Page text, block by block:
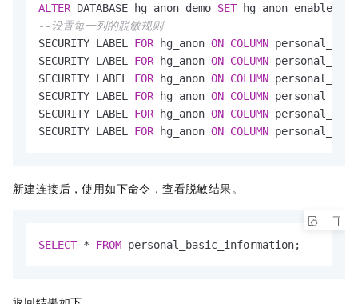
ALTER DATABASE hg_anon_demo SET hg_anon_enable
--设置每一列的脱敏规则
SECURITY LABEL FOR hg_anon ON COLUMN
SECURITY LABEL FOR hg_anon ON COLUMN
SECURITY LABEL FOR hg_anon ON COLUMN
SECURITY LABEL FOR hg_anon ON COLUMN
SECURITY LABEL FOR hg_anon ON COLUMN
SECURITY LABEL FOR hg_anon ON COLUMN
新建连接后，使用如下命令，查看脱敏结果。
SELECT * FROM personal_basic_information;